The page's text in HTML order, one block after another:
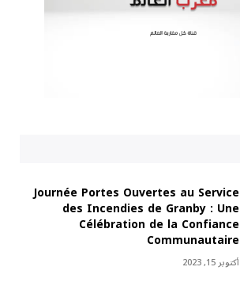
Journée Portes Ouvertes au Service
des Incendies de Granby : Une
Célébration de la Confiance
Communautaire
أكتوبر 15, 2023